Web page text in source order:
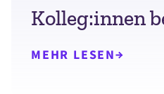
Kolleg:innen
MEHR LESEN